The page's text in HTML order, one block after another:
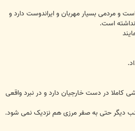
و مردمی بسیار مهربان و ایراندوست دارد و
است.
کاملا در دست خارجیان دارد و در نبرد واقعی
دیگر حتی به صفر مرزی هم نزدیک نمی شود.